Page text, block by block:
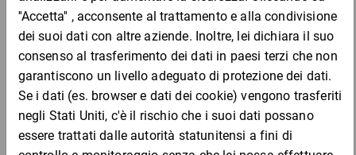
Come ottenere il tuo
nastro da imballaggio
stampato individualmente